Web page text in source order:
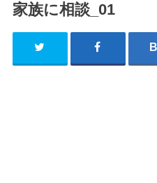
家族に相談_01